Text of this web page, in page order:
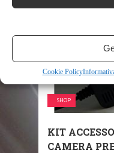
Cookie Policy
SHOP
KIT
CAMERA